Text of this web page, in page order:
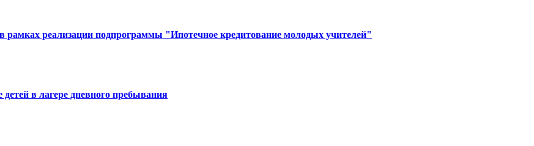
реализации подпрограммы "Ипотечное кредитование молодых учителей"
в лагере дневного пребывания